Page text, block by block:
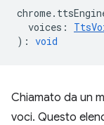
chrome.
voices :
) : void
Chiamato da un
voci. Questo